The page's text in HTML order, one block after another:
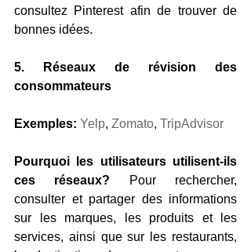
consultez Pinterest afin de trouver de
bonnes idées.
5. Réseaux de révision des
consommateurs
Exemples: Yelp, Zomato, TripAdvisor
Pourquoi les utilisateurs utilisent-ils
ces réseaux? Pour rechercher,
consulter et partager des informations
sur les marques, les produits et les
services, ainsi que sur les restaurants,